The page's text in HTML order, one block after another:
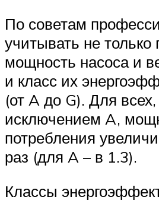
По советам
учитывать не только
мощность насоса и
и класс их
(от A до G). Для всех,
исключением A,
потребления
раз (для A – в 1.3).
Классы